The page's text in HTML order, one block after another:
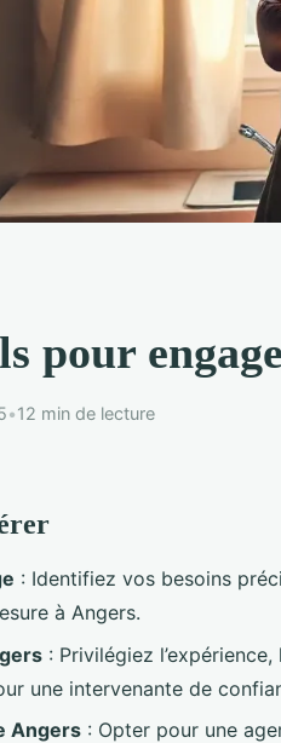
pour
•12 min de lecture
: Identifiez vos besoins
à Angers.
: Privilégiez
une intervenante de
Angers : Opter pour une